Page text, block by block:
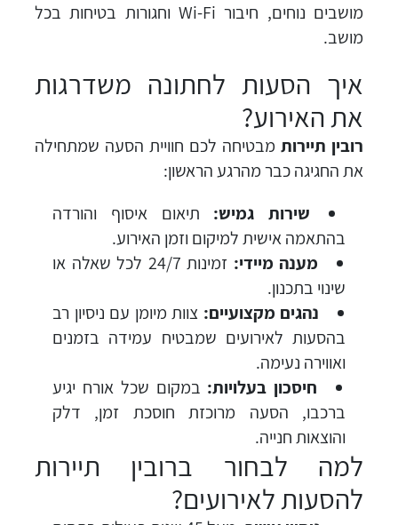
מושבים נוחים, חיבור Wi-Fi וחגורות בטיחות בכל
מושב.
איך הסעות לחתונה משדרגות
את האירוע?
רובין תיירותמבטיחה לכם חוויית הסעה שמתחילה
את החגיגה כבר מהרגע הראשון:
שירות גמיש: תיאום איסוף והורדה
בהתאמה אישית למיקום וזמן האירוע.
מענה מיידי:
זמינות 24/7 לכל שאלה או
שינוי בתכנון.
נהגים מקצועיים: צוות מיומן עם ניסיון רב
בהסעות לאירועים שמבטיח עמידה בזמנים
ואווירה נעימה.
חיסכון בעלויות: במקום שכל אורח יגיע
ברכבו, הסעה מרוכזת חוסכת זמן, דלק
והוצאות חנייה.
למה לבחור ברובין תיירות
להסעות לאירועים?